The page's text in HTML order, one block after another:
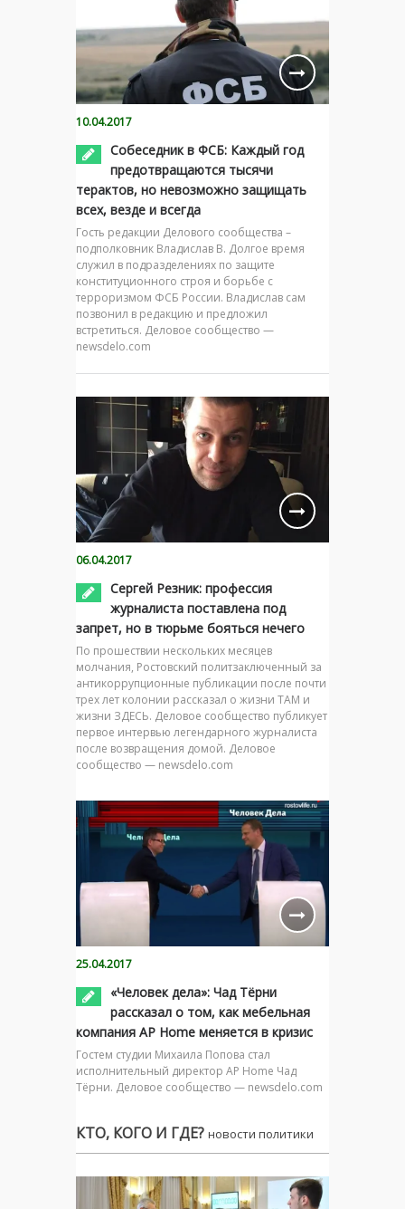
10.04.2017
Собеседник в ФСБ: Каждый год
предотвращаются тысячи
терактов, но невозможно защищать
всех, везде и всегда
Гость редакции Делового сообщества –
подполковник Владислав В. Долгое время
служил в подразделениях по защите
конституционного строя и борьбе с
терроризмом ФСБ России. Владислав сам
позвонил в редакцию и предложил
встретиться. Деловое сообщество —
newsdelo.com
06.04.2017
Сергей Резник: профессия
журналиста поставлена под
запрет, но в тюрьме бояться нечего
По прошествии нескольких месяцев
молчания, Ростовский политзаключенный за
антикоррупционные публикации после почти
трех лет колонии рассказал о жизни ТАМ и
жизни ЗДЕСЬ. Деловое сообщество публикует
первое интервью легендарного журналиста
после возвращения домой. Деловое
сообщество — newsdelo.com
25.04.2017
«Человек дела»: Чад Тёрни
рассказал о том, как мебельная
компания AP Home меняется в кризис
Гостем студии Михаила Попова стал
исполнительный директор AP Home Чад
Тёрни. Деловое сообщество — newsdelo.com
КТО, КОГО И ГДЕ? новости политики